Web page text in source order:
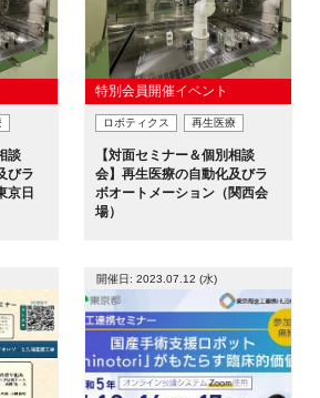
閉じる
談
びラ
京日
特別会員開催イベント
ロボティクス 再生医療
【対面セミナー＆個別相談
会】再生医療の自動化及びラ
ボオートメーション（関西会
場）
開催日: 2023.07.12 (水)